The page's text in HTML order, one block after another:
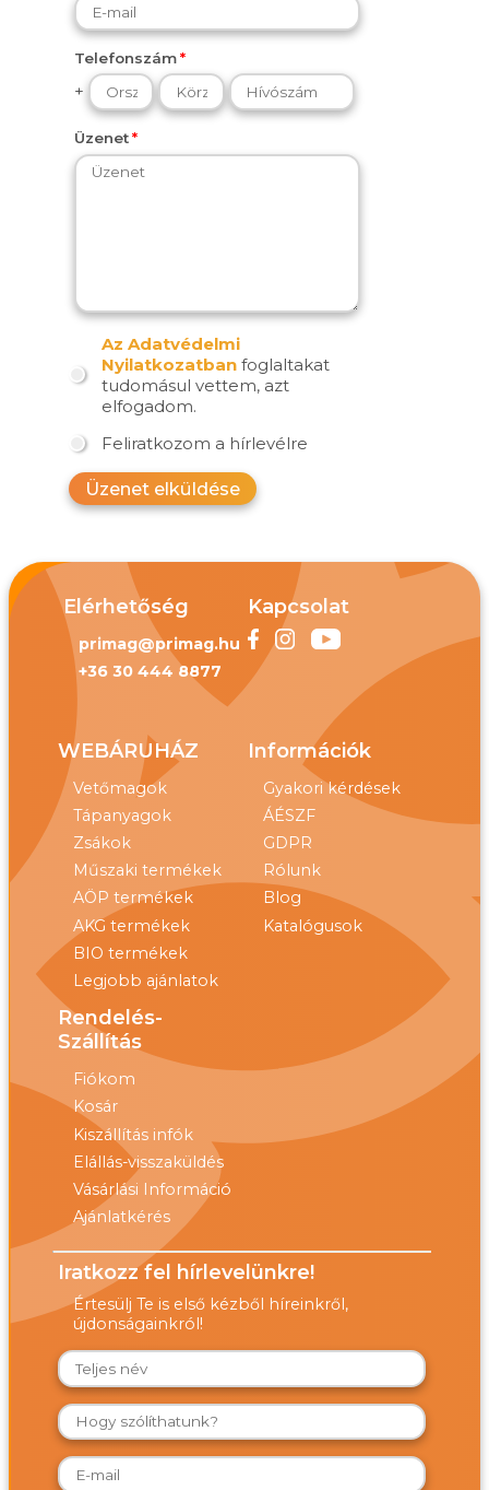
Telefonszám
+
Üzenet
Az Adatvédelmi
Nyilatkozatban foglaltakat
tudomásul vettem, azt
elfogadom.
Feliratkozom a hírlevélre
Üzenet elküldése
Elérhetőség
primag@primag.hu
+36 30 444 8877
Kapcsolat
WEBÁRUHÁZ
Vetőmagok
Tápanyagok
Zsákok
Műszaki termékek
AÖP termékek
AKG termékek
BIO termékek
Legjobb ajánlatok
Információk
Gyakori kérdések
ÁÉSZF
GDPR
Rólunk
Blog
Katalógusok
Rendelés-
Szállítás
Fiókom
Kosár
Kiszállítás infók
Elállás-visszaküldés
Vásárlási Információ
Ajánlatkérés
Iratkozz fel hírlevelünkre!
Értesülj Te is első kézből híreinkről,
újdonságainkról!